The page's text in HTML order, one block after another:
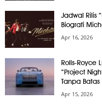
Jadwal Rilis
Biografi
Apr 16, 2026
Rolls-Royce
“Project
Tanpa Batas
Apr 15, 2026